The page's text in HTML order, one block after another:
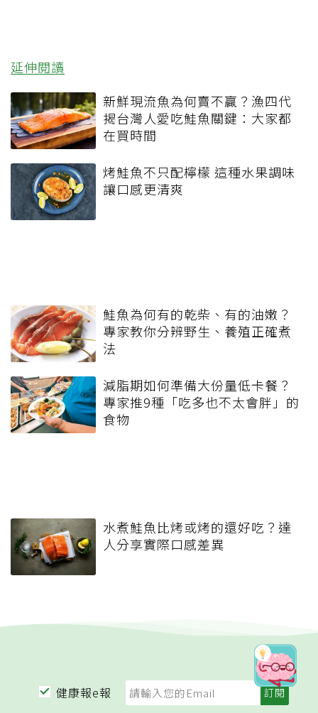
延伸閱讀
新鮮現流魚為何賣不贏？漁四代
揭台灣人愛吃鮭魚關鍵：大家都
在買時間
烤鮭魚不只配檸檬 這種水果調味
讓口感更清爽
鮭魚為何有的乾柴、有的油嫩？
專家教你分辨野生、養殖正確煮
法
減脂期如何準備大份量低卡餐？
專家推9種「吃多也不太會胖」的
食物
水煮鮭魚比烤或烤的還好吃？達
人分享實際口感差異
健康報e報